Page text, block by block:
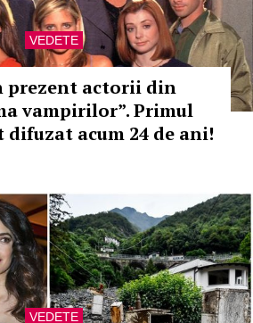
VEDETE
prezent actorii din
vampirilor”. Primul
difuzat acum 24 de ani!
VEDETE